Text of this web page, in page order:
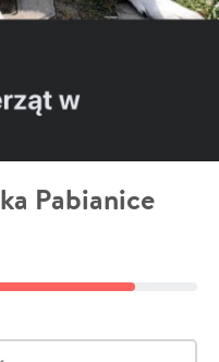
Pabianice